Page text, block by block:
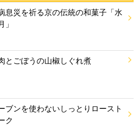
息災を祈る京の伝統の和菓子「水
」
とごぼうの山椒しぐれ煮
ブンを使わないしっとりロースト
ク